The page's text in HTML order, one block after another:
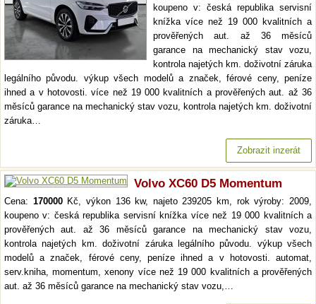
koupeno v: česká republika servisní
knížka více než 19 000 kvalitních a
prověřených aut. až 36 měsíců
garance na mechanický stav vozu,
kontrola najetých km. doživotní záruka
legálního původu. výkup všech modelů a značek, férové ceny, peníze
ihned a v hotovosti. více než 19 000 kvalitních a prověřených aut. až 36
měsíců garance na mechanický stav vozu, kontrola najetých km. doživotní
záruka…
Zobrazit inzerát
Volvo XC60 D5 Momentum
Cena: 170000Kč, výkon 136 kw, najeto 239205 km, rok výroby: 2009,
koupeno v: česká republika servisní knížka více než 19 000 kvalitních a
prověřených aut. až 36 měsíců garance na mechanický stav vozu,
kontrola najetých km. doživotní záruka legálního původu. výkup všech
modelů a značek, férové ceny, peníze ihned a v hotovosti. automat,
serv.kniha, momentum, xenony více než 19 000 kvalitních a prověřených
aut. až 36 měsíců garance na mechanický stav vozu,…